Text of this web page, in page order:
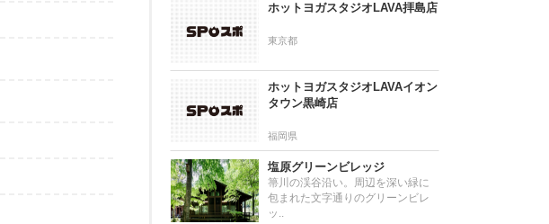
ホットヨガスタジオLAVA拝島店
東京都
ホットヨガスタジオLAVAイオン
タウン黒崎店
福岡県
塩原グリーンビレッジ
箒川の渓谷沿い。周辺を深い緑に
包まれた文字通りのグリーンビレ
ッ..